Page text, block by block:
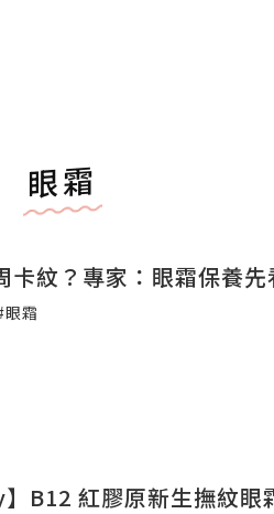
眼霜
卡紋？專家：眼霜保養
眼霜
】B12 紅膠原新生撫紋眼